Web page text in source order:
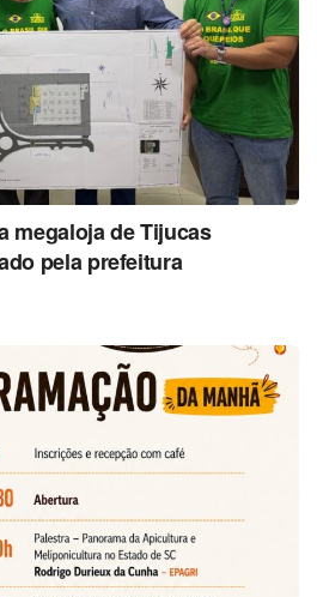
megaloja de Tijucas
pela prefeitura